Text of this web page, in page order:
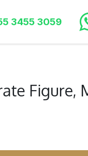
3455 3059
Figure,